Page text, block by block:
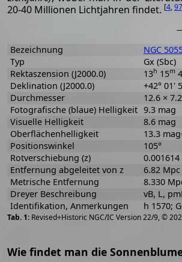
20-40 Millionen Lichtjahren findet. [4,97
Revised+Historic NGC/IC Version 22/9, ©
Bezeichnung
NGC
Typ
Gx (Sbc)
Rektaszension (J2000.0)
13h 15m
Deklination (J2000.0)
+42° 01'
Durchmesser
12.6 ×
Fotografische (blaue) Helligkeit 9.3 mag
Visuelle Helligkeit
8.6 mag
Oberflächenhelligkeit
13.3
Positionswinkel
105°
Rotverschiebung (z)
0.001614
Entfernung abgeleitet von z
6.82 Mpc
Metrische Entfernung
8.330
Dreyer Beschreibung
vB, L,
Identifikation, Anmerkungen
h 1570;
Wie findet man die